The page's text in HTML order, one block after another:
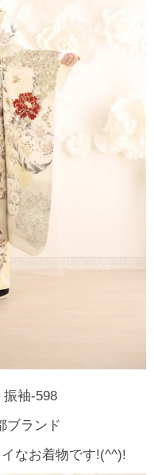
袖-598
ブランド
なお着物です!(^^)!